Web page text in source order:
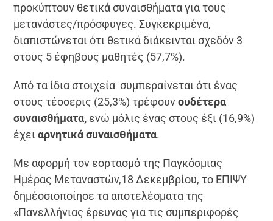
προκύπτουν θετικά συναισθήματα για τους
μετανάστες/πρόσφυγες. Συγκεκριμένα,
διαπιστώνεται ότι θετικά διάκεινται σχεδόν 3
στους 5 έφηβους μαθητές (57,7%).
Από τα ίδια στοιχεία συμπεραίνεται ότι ένας
στους τέσσερις (25,3%) τρέφουνουδέτερα
συναισθήματα, ενώ μόλις ένας στους έξι (16,9%)
έχειαρνητικά συναισθήματα.
Με αφορμή τον εορτασμό της Παγκόσμιας
Ημέρας Μεταναστών,18 Δεκεμβρίου, το ΕΠΙΨΥ
δημέοσιοποίησε τα αποτελέσματα της
«Πανελλήνιας έρευνας για τις συμπεριφορές